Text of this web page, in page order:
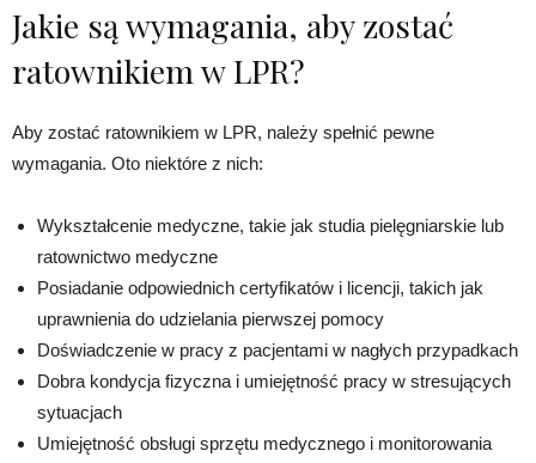
Jakie są wymagania, aby zostać
ratownikiem w LPR?
Aby zostać ratownikiem w LPR, należy spełnić pewne
wymagania. Oto niektóre z nich:
Wykształcenie medyczne, takie jak studia pielęgniarskie lub
ratownictwo medyczne
Posiadanie odpowiednich certyfikatów i licencji, takich jak
uprawnienia do udzielania pierwszej pomocy
Doświadczenie w pracy z pacjentami w nagłych przypadkach
Dobra kondycja fizyczna i umiejętność pracy w stresujących
sytuacjach
Umiejętność obsługi sprzętu medycznego i monitorowania